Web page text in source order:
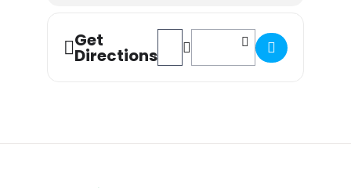
Get
Directions
Address - Charlas ASAFONA Marzo
Destination Address - Charlas